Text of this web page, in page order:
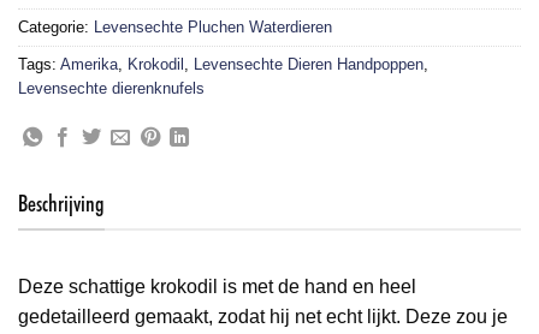
Categorie: Levensechte Pluchen Waterdieren
Tags: Amerika Krokodil Levensechte Dieren Handpoppen
Levensechte dierenknufels
Beschrijving
Deze schattige krokodil is met de hand en heel
gedetailleerd gemaakt, zodat hij net echt lijkt. Deze zou je